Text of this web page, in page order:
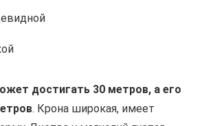
достигать 30 метров, а его
. Крона широкая, имеет